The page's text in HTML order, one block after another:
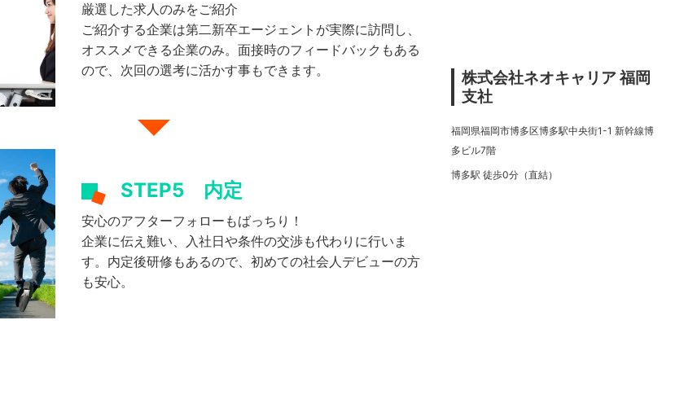
厳選した求人のみをご紹介
ご紹介する企業は第二新卒エージェントが実際に訪問し、
オススメできる企業のみ。面接時のフィードバックもある
ので、次回の選考に活かす事もできます。
STEP5 内定
安心のアフターフォローもばっちり！
企業に伝え難い、入社日や条件の交渉も代わりに行いま
す。内定後研修もあるので、初めての社会人デビューの方
も安心。
株式会社ネオキャリア 福岡
支社
福岡県福岡市博多区博多駅中央街1-1 新幹線博
多ビル7階
博多駅 徒歩0分（直結）